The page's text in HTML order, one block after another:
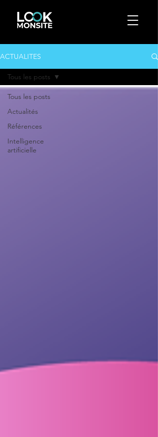
ACTUALITES
Tous les posts
Actualités
Références
Intelligence
artificielle
Tous les posts